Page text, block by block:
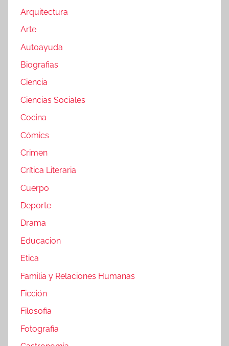
Arquitectura
Arte
Autoayuda
Biografias
Ciencia
Ciencias Sociales
Cocina
Cómics
Crimen
Crítica Literaria
Cuerpo
Deporte
Drama
Educacion
Etica
Familia y Relaciones Humanas
Ficción
Filosofia
Fotografia